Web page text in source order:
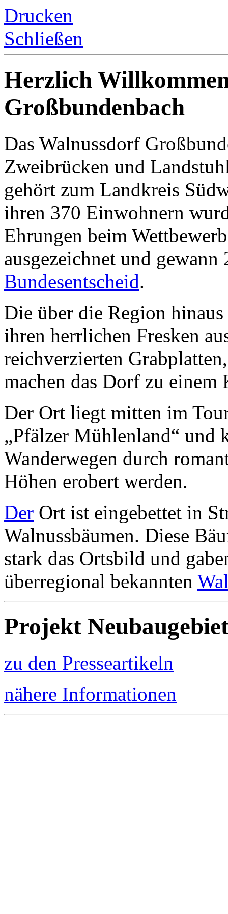
Drucken
Schließen
Herzlich
Großbundenbach
Das Walnussdorf
Zweibrücken und
gehört zum Landkreis
ihren 370 Einwohnern
Ehrungen beim
ausgezeichnet und
Bundesentscheid.
Die über die Region
ihren herrlichen Fresken
reichverzierten
machen das Dorf zu
Der Ort liegt mitten im
„Pfälzer Mühlenland“ und
Wanderwegen durch
Höhen erobert werden.
Der Ort ist eingebettet in
Walnussbäumen. Diese
stark das Ortsbild und
überregional bekannten
Projekt
zu den Presseartikeln
nähere Informationen